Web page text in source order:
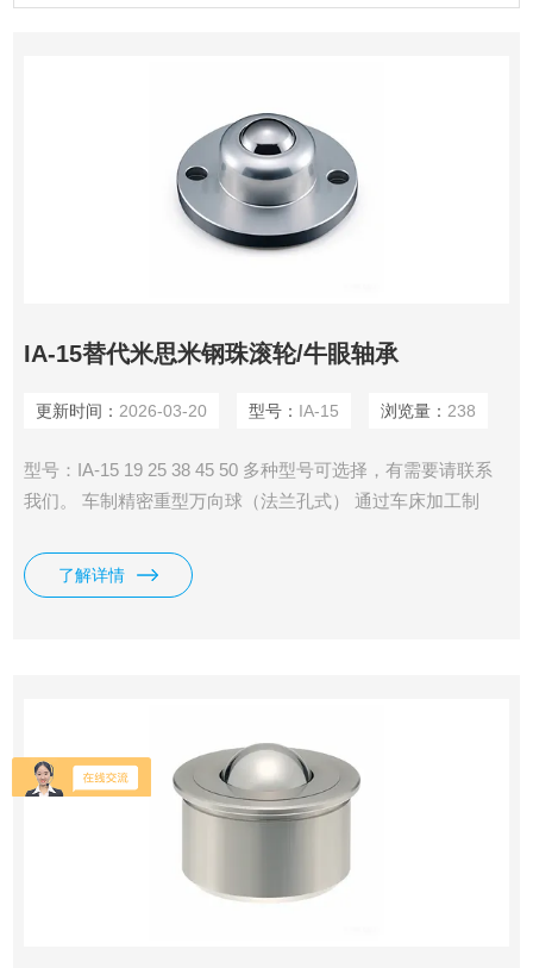
IA-15替代米思米钢珠滚轮/牛眼轴承
更新时间： 2026-03-20 型号： IA-15 浏览量： 238
型号：IA-15 19 25 38 45 50 多种型号可选择，有需要请联系
我们。 车制精密重型万向球（法兰孔式） 通过车床加工制
产线、模具、物流系统等； “法兰孔式”指底部带圆形法兰盘，
盘上分布多个螺栓孔（通常为3孔），通过螺丝将万向球固定
了解详情